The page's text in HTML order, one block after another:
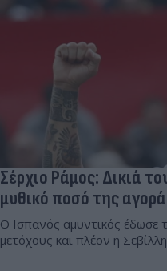
Σέρχιο Ράμος: Δικιά
μυθικό ποσό της
Ο Ισπανός αμυντικός έδωσε
μετόχους και πλέον η